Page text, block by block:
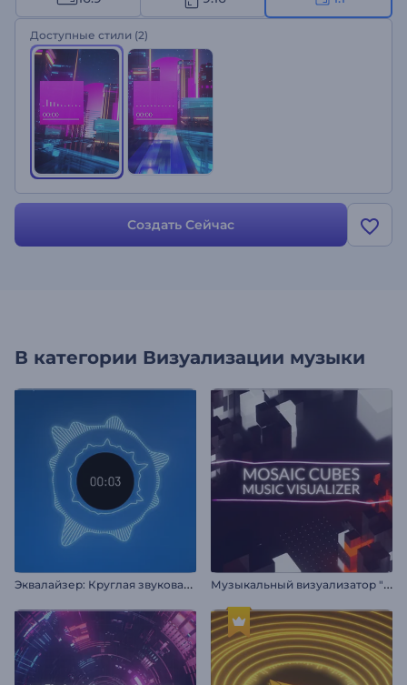
свои музыкальные треки. Загрузите свой аудиотрек, укажите
название песни и имя исполнителя, и пусть визуализатор
оживит вашу музыку. Создавайте прямо сейчас и
отправляйтесь в путешествие по времени и пространству!
Доступные стили (2)
Создать Сейчас
В категории Визуализации музыки
Э
квалайзер: Круглая звуковая волна М
узыкальный визуализатор "Мозаика из кубиков"